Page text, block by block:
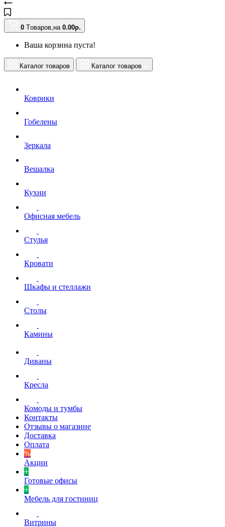
0 Tоваров,на 0.00р.
Ваша корзина пуста!
Каталог товаров Каталог товаров
Коврики
Гобелены
Зеркала
Вешалка
Кухни
Офисная мебель
Стулья
Кровати
Шкафы и стеллажи
Столы
Камины
Диваны
Кресла
Комоды и тумбы
Контакты
Отзывы о магазине
Доставка
Оплата
%
Акции
+
Готовые офисы
+
Мебель для гостиниц
Витрины